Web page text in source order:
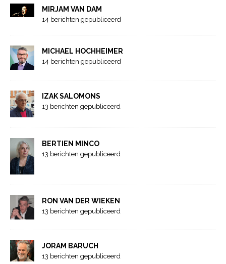
MIRJAM VAN DAM
14 berichten gepubliceerd
MICHAEL HOCHHEIMER
14 berichten gepubliceerd
IZAK SALOMONS
13 berichten gepubliceerd
BERTIEN MINCO
13 berichten gepubliceerd
RON VAN DER WIEKEN
13 berichten gepubliceerd
JORAM BARUCH
13 berichten gepubliceerd